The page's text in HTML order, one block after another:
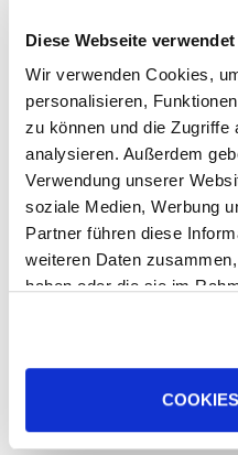
Diese Webseite
Wir verwenden Cookies,
personalisieren,
zu können und die Zugriffe
analysieren. Außerdem
Verwendung unserer
soziale Medien, Werbung
Partner führen diese
weiteren Daten
haben oder die sie im
Cookies, wenn Sie unsere
und runterladen bereit.